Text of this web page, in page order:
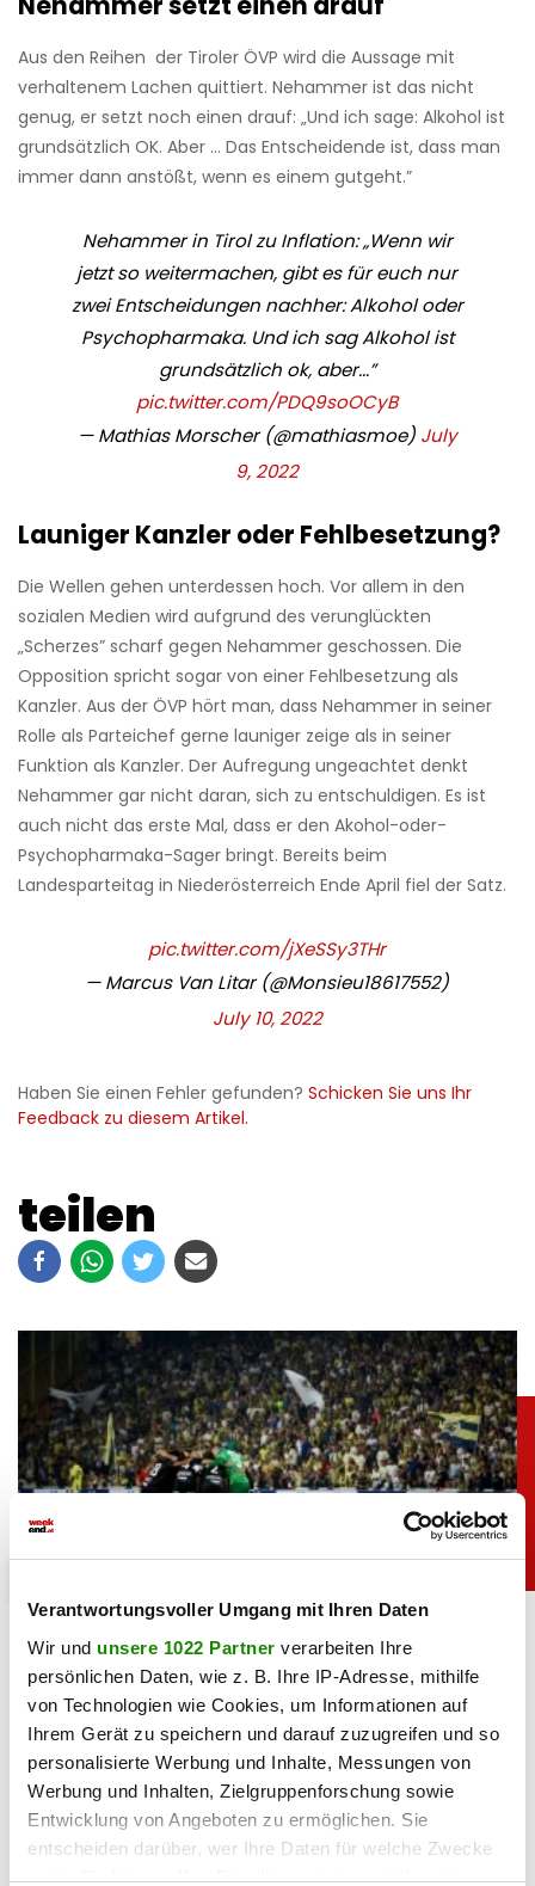
Verantwortungsvoller Umgang mit Ihren Daten
Wir und unsere 1022 Partner verarbeiten Ihre
persönlichen Daten, wie z. B. Ihre IP-Adresse, mithilfe
von Technologien wie Cookies, um Informationen auf
Ihrem Gerät zu speichern und darauf zuzugreifen und so
personalisierte Werbung und Inhalte, Messungen von
Werbung und Inhalten, Zielgruppenforschung sowie
Entwicklung von Angeboten zu ermöglichen. Sie
entscheiden darüber, wer Ihre Daten für welche Zwecke
nutzt. Sie können Ihre Einwilligung jederzeit über die
Aus den Reihen der Tiroler ÖVP wird die Aussage mit
verhaltenem Lachen quittiert. Nehammer ist das nicht
genug, er setzt noch einen drauf: „Und ich sage: Alkohol ist
grundsätzlich OK. Aber ... Das Entscheidende ist, dass man
immer dann anstößt, wenn es einem gutgeht.”
Nehammer in Tirol zu Inflation: „Wenn wir
jetzt so weitermachen, gibt es für euch nur
zwei Entscheidungen nachher: Alkohol oder
Psychopharmaka. Und ich sag Alkohol ist
grundsätzlich ok, aber...”
pic.twitter.com/PDQ9soOCyB
— Mathias Morscher (@mathiasmoe) July
9, 2022
Launiger Kanzler oder Fehlbesetzung?
Die Wellen gehen unterdessen hoch. Vor allem in den
sozialen Medien wird aufgrund des verunglückten
„Scherzes” scharf gegen Nehammer geschossen. Die
Opposition spricht sogar von einer Fehlbesetzung als
Kanzler. Aus der ÖVP hört man, dass Nehammer in seiner
Rolle als Parteichef gerne launiger zeige als in seiner
Funktion als Kanzler. Der Aufregung ungeachtet denkt
Nehammer gar nicht daran, sich zu entschuldigen. Es ist
auch nicht das erste Mal, dass er den Akohol-oder-
Psychopharmaka-Sager bringt. Bereits beim
Landesparteitag in Niederösterreich Ende April fiel der Satz.
pic.twitter.com/jXeSSy3THr
— Marcus Van Litar (@Monsieu18617552)
July 10, 2022
Haben Sie einen Fehler gefunden? Schicken Sie uns Ihr
Feedback zu diesem Artikel.
teilen
Bei Sturm-Spiel: ORF-Panne sorgt für Lacher
bei Fußballfans
06.08.2026 UM 09:36,YUNUS EMRE KURT
Kurioser Patzer im ORF: Kommentator Daniel Warmuth
begrüßte die Zuschauer beim Sturm-Spiel live aus der
„türkischen Hauptstadt” und meinte damit Istanbul.